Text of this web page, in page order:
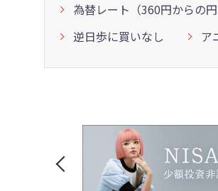
為替レート（360円からの円
逆日歩に買いなし
ア